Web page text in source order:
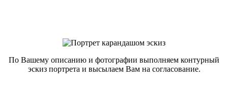
По Вашему описанию и фотографии выполняем контурный
эскиз портрета и высылаем Вам на согласование.